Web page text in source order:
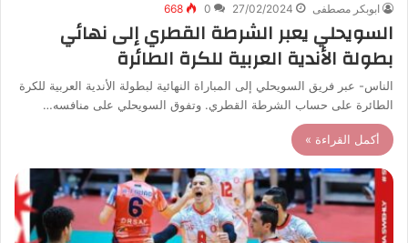
ابوبكر مصطفى 27/02/2024
0
668
السويحلي يعبر الشرطة القطري إلى نهائي
بطولة الأندية العربية للكرة الطائرة
الناس- عبر فريق السويحلي إلى المباراة النهائية لبطولة الأندية العربية للكرة
الطائرة على حساب الشرطة القطري. وتفوق السويحلي على منافسه…
أكمل القراءة »